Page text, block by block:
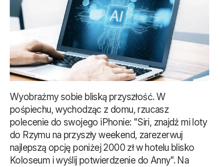
Wyobraźmy sobie bliską przyszłość. W
pośpiechu, wychodząc z domu, rzucasz
polecenie do swojego iPhonie: "Siri, znajdź mi loty
do Rzymu na przyszły weekend, zarezerwuj
najlepszą opcję poniżej 2000 zł w hotelu blisko
Koloseum i wyślij potwierdzenie do Anny". Na